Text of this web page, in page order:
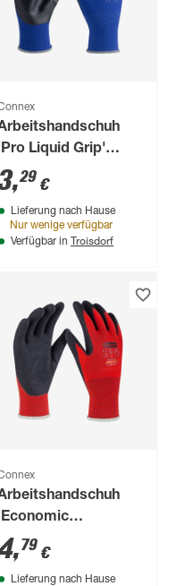
Liquid Grip'
blau/schwarz Größe
L,29 €
Lieferung nach Hause
Nur wenige verfügbar
Verfügbar in Troisdorf
Universal'
rot/schwarz Größe 6
,79 €
Lieferung nach Hause